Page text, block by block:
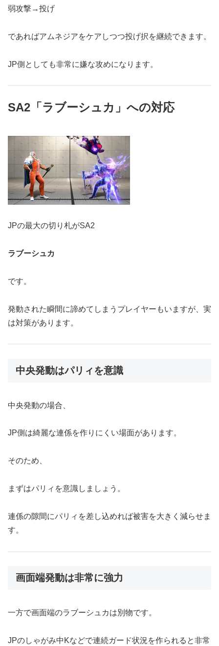
弱攻撃→投げ
であればアムネジアをケアしつつ投げ択を継続できます。
JP側としても非常に嫌な攻めになります。
SA2「ラブーシュカ」への対応
JPの最大の切り札がSA2
ラブーシュカ
です。
発動された瞬間に諦めてしまうプレイヤーもいますが、実
は対策があります。
中央発動はパリィを意識
中央発動の場合、
JP側は綺麗な連係を作りにくい場面があります。
そのため、
まずはパリィを意識しましょう。
連係の隙間にパリィを差し込めれば被害を大きく減らせま
す。
画面端発動は非常に強力
一方で画面端のラブーシュカは別物です。
JPのしゃがみ中Kなどで連続ガード状況を作られると非常